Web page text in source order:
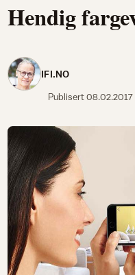
Hendig
IFI.NO
Publisert08.02.2017